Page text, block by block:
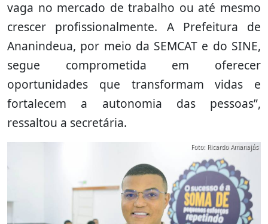
vaga no mercado de trabalho ou até mesmo
crescer profissionalmente. A Prefeitura de
Ananindeua, por meio da SEMCAT e do SINE,
segue comprometida em oferecer
oportunidades que transformam vidas e
fortalecem a autonomia das pessoas”,
ressaltou a secretária.
Foto: Ricardo Amanajás